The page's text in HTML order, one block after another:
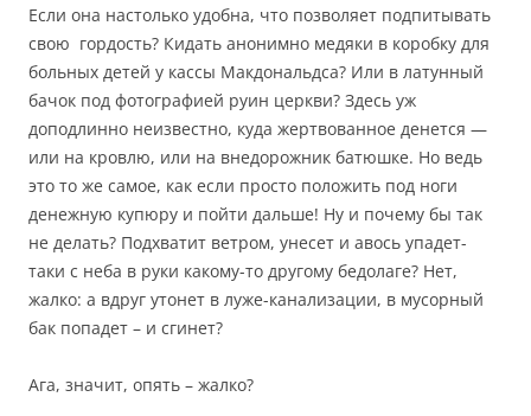
Если она настолько удобна, что позволяет подпитывать
свою гордость? Кидать анонимно медяки в коробку для
больных детей у кассы Макдональдса? Или в латунный
бачок под фотографией руин церкви? Здесь уж
доподлинно неизвестно, куда жертвованное денется —
или на кровлю, или на внедорожник батюшке. Но ведь
это то же самое, как если просто положить под ноги
денежную купюру и пойти дальше! Ну и почему бы так
не делать? Подхватит ветром, унесет и авось упадет-
таки с неба в руки какому-то другому бедолаге? Нет,
жалко: а вдруг утонет в луже-канализации, в мусорный
бак попадет – и сгинет?
Ага, значит, опять – жалко?